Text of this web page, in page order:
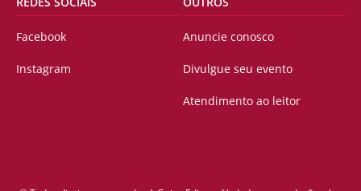
Facebook
Instagram
Anuncie conosco
Divulgue seu evento
Atendimento ao leitor